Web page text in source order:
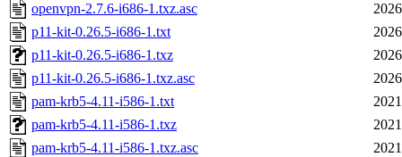
openvpn-2.7.6-i686-1.txz.asc
p11-kit-0.26.5-i686-1.txt
p11-kit-0.26.5-i686-1.txz
p11-kit-0.26.5-i686-1.txz.asc
pam-krb5-4.11-i586-1.txt
pam-krb5-4.11-i586-1.txz
pam-krb5-4.11-i586-1.txz.asc